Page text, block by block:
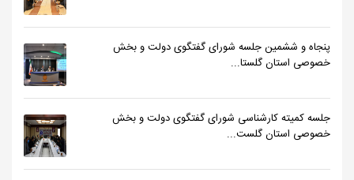
پنجاه و ششمین جلسه شورای گفتگوی دولت و بخش
خصوصی استان گلستا...
جلسه کمیته کارشناسی شورای گفتگوی دولت و بخش
خصوصی استان گلست...